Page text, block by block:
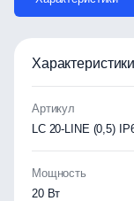
Характеристики
Артикул
LC 20-LINE (0,5)
Мощность
20 Вт